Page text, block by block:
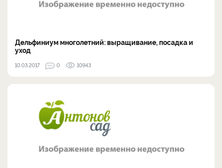
Дельфиниум многолетний: выращивание, посадка и
уход
10.03.2017 0 10943